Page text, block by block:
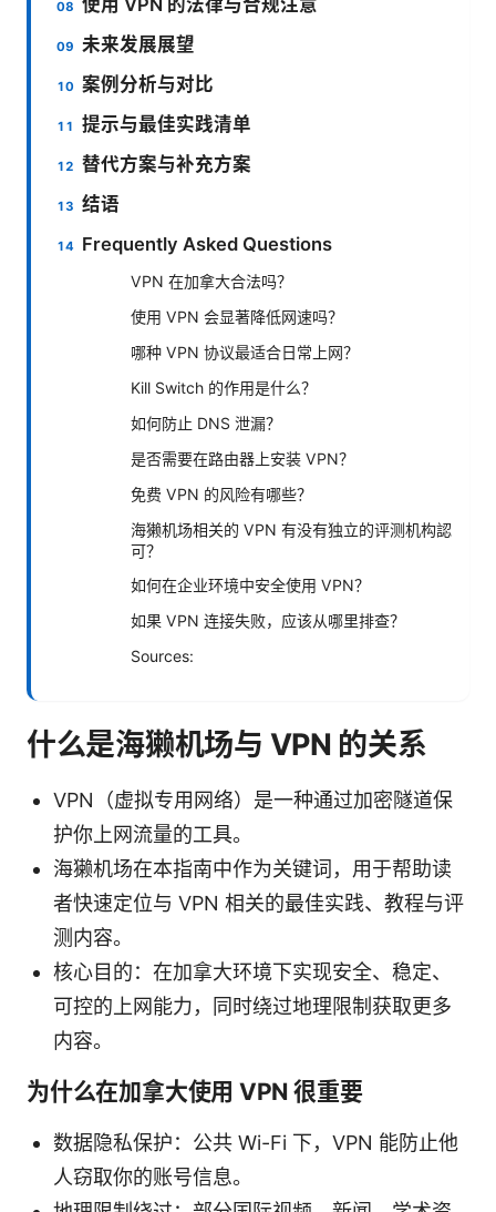
未来发展展望
案例分析与对比
提示与最佳实践清单
替代方案与补充方案
结语
Frequently Asked Questions
VPN 在加拿大合法吗？
使用 VPN 会显著降低网速吗？
哪种 VPN 协议最适合日常上网？
Kill Switch 的作用是什么？
如何防止 DNS 泄漏？
是否需要在路由器上安装 VPN？
免费 VPN 的风险有哪些？
海獭机场相关的 VPN 有没有独立的评测机构認
可？
如何在企业环境中安全使用 VPN？
如果 VPN 连接失败，应该从哪里排查？
Sources:
什么是海獭机场与 VPN 的关系
VPN（虚拟专用网络）是一种通过加密隧道保
护你上网流量的工具。
海獭机场在本指南中作为关键词，用于帮助读
者快速定位与 VPN 相关的最佳实践、教程与评
测内容。
核心目的：在加拿大环境下实现安全、稳定、
可控的上网能力，同时绕过地理限制获取更多
内容。
为什么在加拿大使用 VPN 很重要
数据隐私保护：公共 Wi-Fi 下，VPN 能防止他
人窃取你的账号信息。